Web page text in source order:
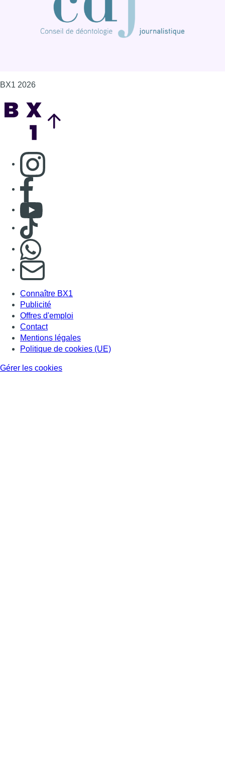
BX1 2026
Consulter page Instagram
Consulter page Facebook
Consulter Youtube
Consulter TikTok
S'abonner à notre newsletter
Connaître BX1
Publicité
Offres d'emploi
Contact
Mentions légales
Politique de cookies (UE)
Gérer les cookies